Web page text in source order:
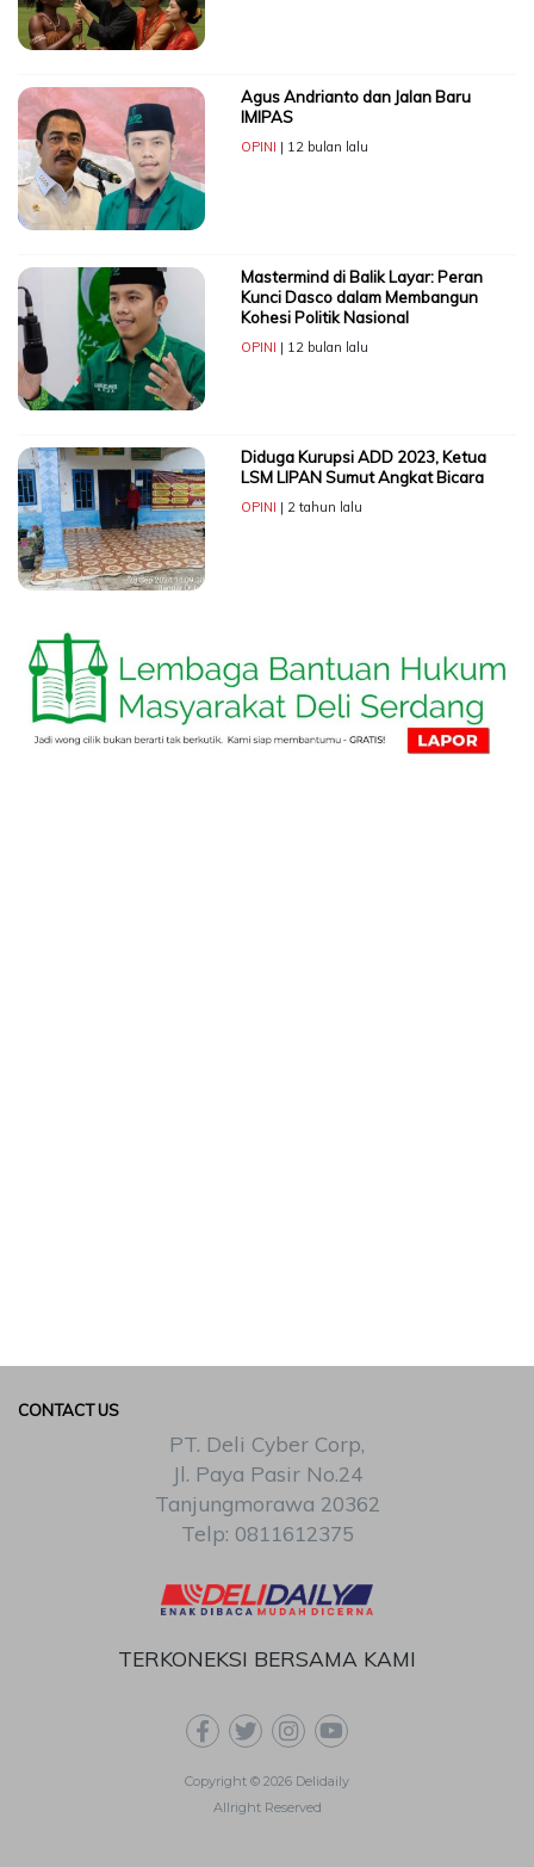
Agus Andrianto dan Jalan Baru
IMIPAS
OPINI | 12 bulan lalu
Mastermind di Balik Layar: Peran
Kunci Dasco dalam Membangun
Kohesi Politik Nasional
OPINI | 12 bulan lalu
Diduga Kurupsi ADD 2023, Ketua
LSM LIPAN Sumut Angkat Bicara
OPINI | 2 tahun lalu
TERKONEKSI BERSAMA KAMI
Copyright © 2026 Delidaily
Allright Reserved
CONTACT US
PT. Deli Cyber Corp,
Jl. Paya Pasir No.24
Tanjungmorawa 20362
Telp: 0811612375